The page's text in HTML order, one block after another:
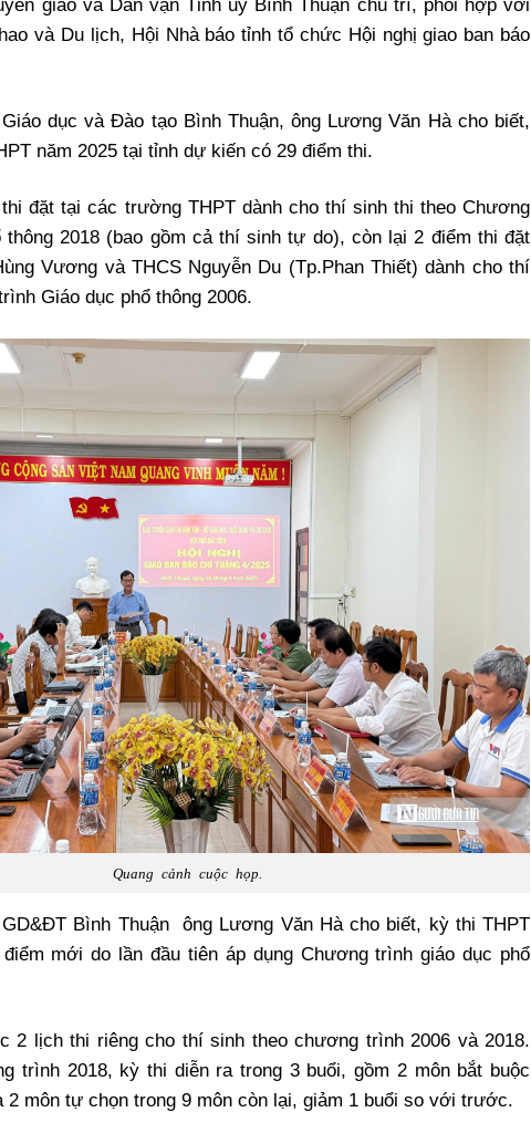
giáo và Dân vận Tỉnh ủy Bình Thuận chủ trì, phối hợp với
và Du lịch, Hội Nhà báo tỉnh tổ chức Hội nghị giao ban báo
dục và Đào tạo Bình Thuận, ông Lương Văn Hà cho biết,
năm 2025 tại tỉnh dự kiến có 29 điểm thi.
đặt tại các trường THPT dành cho thí sinh thi theo Chương
thông 2018 (bao gồm cả thí sinh tự do), còn lại 2 điểm thi đặt
Vương và THCS Nguyễn Du (Tp.Phan Thiết) dành cho thí
Giáo dục phổ thông 2006.
Quang cảnh cuộc họp.
Bình Thuận ông Lương Văn Hà cho biết, kỳ thi THPT
mới do lần đầu tiên áp dụng Chương trình giáo dục phổ
2 lịch thi riêng cho thí sinh theo chương trình 2006 và 2018.
trình 2018, kỳ thi diễn ra trong 3 buổi, gồm 2 môn bắt buộc
2 môn tự chọn trong 9 môn còn lại, giảm 1 buổi so với trước.